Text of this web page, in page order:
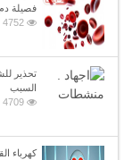
فصيلة دم
4752 مشاهدات
تحذير
السبب
4709 مشاهدات
كهرباء